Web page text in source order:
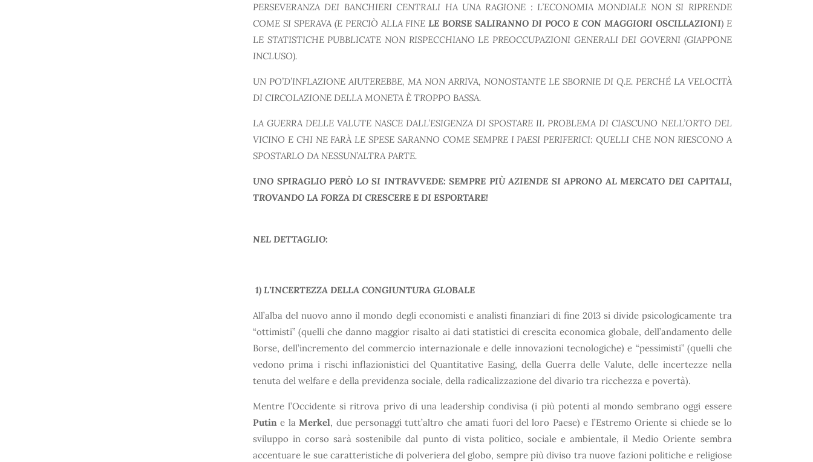
PERSEVERANZA DEI BANCHIERI CENTRALI HA UNA RAGIONE : L’ECONOMIA MONDIALE NON SI RIPRENDE
COME SI SPERAVA (E PERCIÒ ALLA FINELE BORSE SALIRANNO DI POCO E CON MAGGIORI OSCILLAZIONI) E
LE STATISTICHE PUBBLICATE NON RISPECCHIANO LE PREOCCUPAZIONI GENERALI DEI GOVERNI (GIAPPONE
INCLUSO).
UN PO’D’INFLAZIONE AIUTEREBBE, MA NON ARRIVA, NONOSTANTE LE SBORNIE DI Q.E. PERCHÉ LA VELOCITÀ
DI CIRCOLAZIONE DELLA MONETA È TROPPO BASSA.
LA GUERRA DELLE VALUTE NASCE DALL’ESIGENZA DI SPOSTARE IL PROBLEMA DI CIASCUNO NELL’ORTO DEL
VICINO E CHI NE FARÀ LE SPESE SARANNO COME SEMPRE I PAESI PERIFERICI: QUELLI CHE NON RIESCONO A
SPOSTARLO DA NESSUN’ALTRA PARTE.
UNO SPIRAGLIO PERÒ LO SI INTRAVVEDE: SEMPRE PIÙ AZIENDE SI APRONO AL MERCATO DEI CAPITALI,
TROVANDO LA FORZA DI CRESCERE E DI ESPORTARE!
NEL DETTAGLIO:
1) L’INCERTEZZA DELLA CONGIUNTURA GLOBALE
All’alba del nuovo anno il mondo degli economisti e analisti finanziari di fine 2013 si divide psicologicamente tra
“ottimisti” (quelli che danno maggior risalto ai dati statistici di crescita economica globale, dell’andamento delle
Borse, dell’incremento del commercio internazionale e delle innovazioni tecnologiche) e “pessimisti” (quelli che
vedono prima i rischi inflazionistici del Quantitative Easing, della Guerra delle Valute, delle incertezze nella
tenuta del welfare e della previdenza sociale, della radicalizzazione del divario tra ricchezza e povertà).
Mentre l’Occidente si ritrova privo di una leadership condivisa (i più potenti al mondo sembrano oggi essere
Putine laMerkel, due personaggi tutt’altro che amati fuori del loro Paese) e l’Estremo Oriente si chiede se lo
sviluppo in corso sarà sostenibile dal punto di vista politico, sociale e ambientale, il Medio Oriente sembra
accentuare le sue caratteristiche di polveriera del globo, sempre più diviso tra nuove fazioni politiche e religiose